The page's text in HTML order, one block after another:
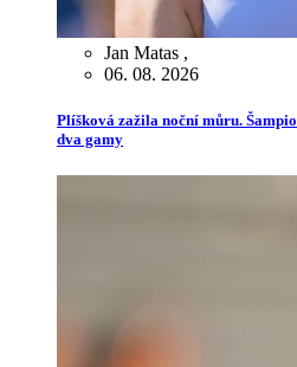
Jan Matas ,
06. 08. 2026
Plíšková zažila noční můru.
dva gamy